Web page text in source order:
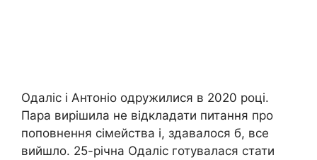
Одаліс і Антоніо одружилися в 2020 році.
Пара вирішила не відкладати питання про
поповнення сімейства і, здавалося б, все
вийшло. 25-річна Одаліс готувалася стати